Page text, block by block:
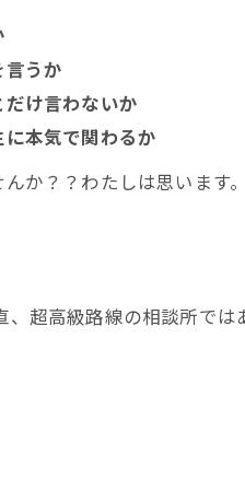
言うか
だけ言わないか
に本気で関わるか
か？？わたしは思います。
超高級路線の相談所では